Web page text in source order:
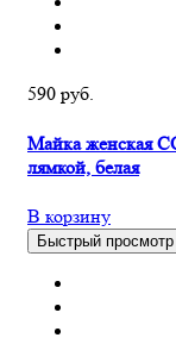
590 руб.
Майка женская
лямкой, белая
В корзину
Быстрый просмотр